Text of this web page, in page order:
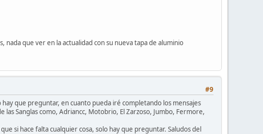
nada que ver en la actualidad con su nueva tapa de aluminio
#9
que preguntar, en cuanto pueda iré completando los mensajes
Sanglas como, Adriancc, Motobrio, El Zarzoso, Jumbo, Fermore,
si hace falta cualquier cosa, solo hay que preguntar. Saludos del